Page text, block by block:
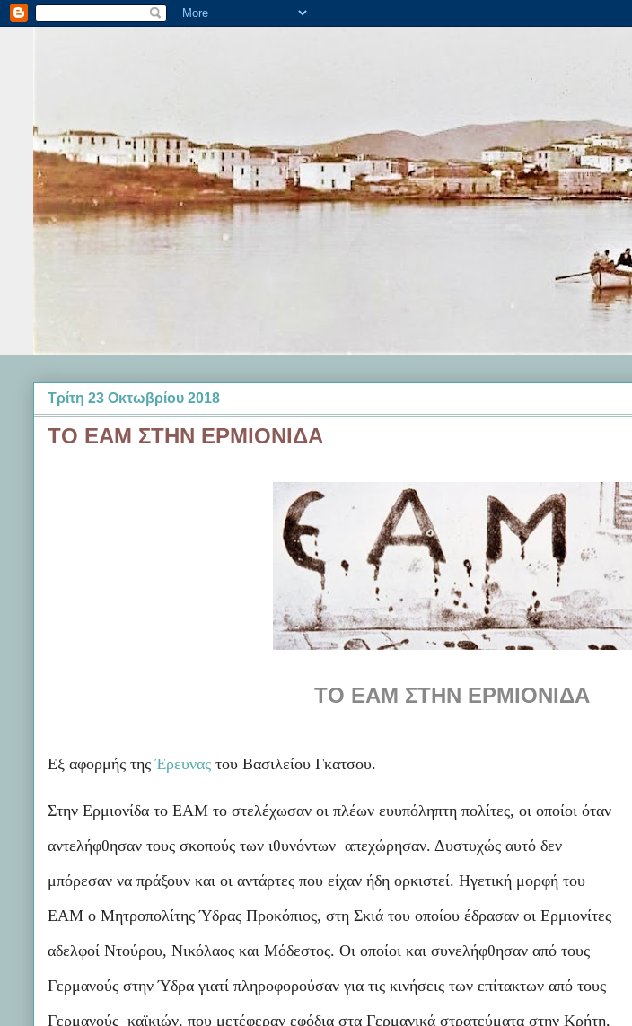
Τρίτη 23 Οκτωβρίου 2018
ΤΟ ΕΑΜ ΣΤΗΝ ΕΡΜΙΟΝΙΔΑ
ΤΟ ΕΑΜ ΣΤΗΝ ΕΡΜΙΟΝΙΔΑ
Εξ αφορμής τηςΈρευνας του Βασιλείου Γκατσου.
Στην Ερμιονίδα το ΕΑΜ το στελέχωσαν οι πλέων ευυπόληπτη πολίτες, οι οποίοι όταν
αντελήφθησαν τους σκοπούς των ιθυνόντων απεχώρησαν. Δυστυχώς αυτό δεν
μπόρεσαν να πράξουν και οι αντάρτες που είχαν ήδη ορκιστεί. Ηγετική μορφή του
ΕΑΜ ο Μητροπολίτης Ύδρας Προκόπιος, στη Σκιά του οποίου έδρασαν οι Ερμιονίτες
αδελφοί Ντούρου, Νικόλαος και Μόδεστος. Οι οποίοι και συνελήφθησαν από τους
Γερμανούς στην Ύδρα γιατί πληροφορούσαν για τις κινήσεις των επίτακτων από τους
Γερμανούς καϊκιών, που μετέφεραν εφόδια στα Γερμανικά στρατεύματα στην Κρήτη,